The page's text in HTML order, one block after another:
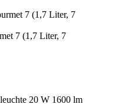
7 (1,7 Liter, 7